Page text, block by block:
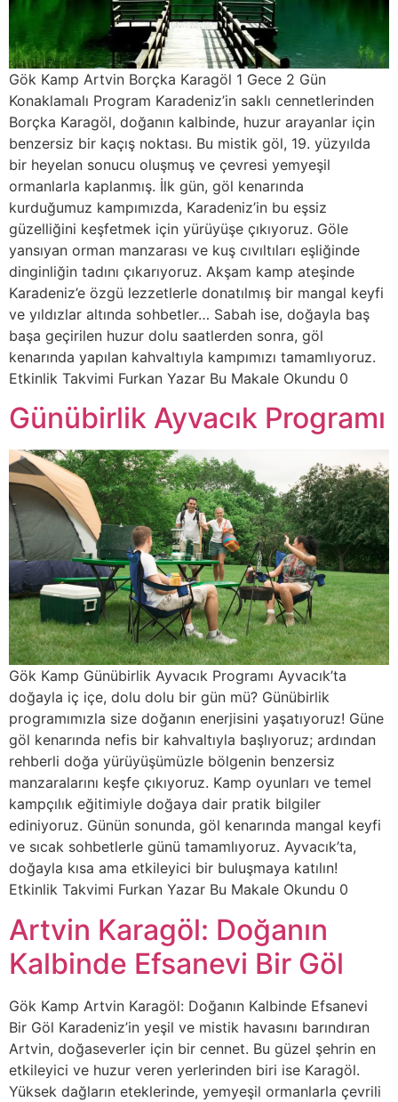
Gök Kamp Artvin Borçka Karagöl 1 Gece 2 Gün
Konaklamalı Program Karadeniz’in saklı cennetlerinden
Borçka Karagöl, doğanın kalbinde, huzur arayanlar için
benzersiz bir kaçış noktası. Bu mistik göl, 19. yüzyılda
bir heyelan sonucu oluşmuş ve çevresi yemyeşil
ormanlarla kaplanmış. İlk gün, göl kenarında
kurduğumuz kampımızda, Karadeniz’in bu eşsiz
güzelliğini keşfetmek için yürüyüşe çıkıyoruz. Göle
yansıyan orman manzarası ve kuş cıvıltıları eşliğinde
dinginliğin tadını çıkarıyoruz. Akşam kamp ateşinde
Karadeniz’e özgü lezzetlerle donatılmış bir mangal keyfi
ve yıldızlar altında sohbetler… Sabah ise, doğayla baş
başa geçirilen huzur dolu saatlerden sonra, göl
kenarında yapılan kahvaltıyla kampımızı tamamlıyoruz.
Etkinlik Takvimi Furkan Yazar Bu Makale Okundu 0
Günübirlik Ayvacık Programı
Gök Kamp Günübirlik Ayvacık Programı Ayvacık’ta
doğayla iç içe, dolu dolu bir gün mü? Günübirlik
programımızla size doğanın enerjisini yaşatıyoruz! Güne
göl kenarında nefis bir kahvaltıyla başlıyoruz; ardından
rehberli doğa yürüyüşümüzle bölgenin benzersiz
manzaralarını keşfe çıkıyoruz. Kamp oyunları ve temel
kampçılık eğitimiyle doğaya dair pratik bilgiler
ediniyoruz. Günün sonunda, göl kenarında mangal keyfi
ve sıcak sohbetlerle günü tamamlıyoruz. Ayvacık’ta,
doğayla kısa ama etkileyici bir buluşmaya katılın!
Etkinlik Takvimi Furkan Yazar Bu Makale Okundu 0
Artvin Karagöl: Doğanın
Kalbinde Efsanevi Bir Göl
Gök Kamp Artvin Karagöl: Doğanın Kalbinde Efsanevi
Bir Göl Karadeniz’in yeşil ve mistik havasını barındıran
Artvin, doğaseverler için bir cennet. Bu güzel şehrin en
etkileyici ve huzur veren yerlerinden biri ise Karagöl.
Yüksek dağların eteklerinde, yemyeşil ormanlarla çevrili